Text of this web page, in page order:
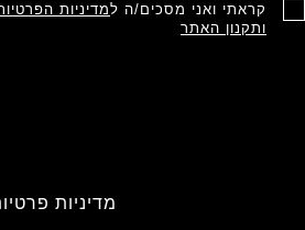
קראתי ואני מסכים/ה למדיניות
ותקנון האתר
מדיניות